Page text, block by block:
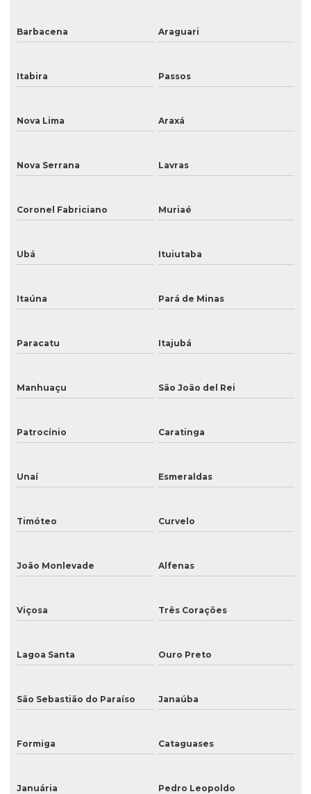
Barbacena Araguari
Itabira Passos
Nova Lima Araxá
Nova Serrana Lavras
Coronel Fabriciano Muriaé
Ubá Ituiutaba
Itaúna Pará de Minas
Paracatu Itajubá
Manhuaçu São João del Rei
Patrocínio Caratinga
Unaí Esmeraldas
Timóteo Curvelo
João Monlevade Alfenas
Viçosa Três Corações
Lagoa Santa Ouro Preto
São Sebastião do Paraíso Janaúba
Formiga Cataguases
Januária Pedro Leopoldo